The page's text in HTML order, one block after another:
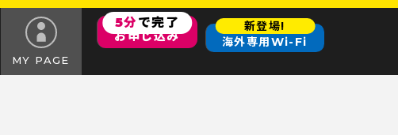
MY PAGE
お申し込み
5分で完了
海外専用Wi-Fi
新登場!